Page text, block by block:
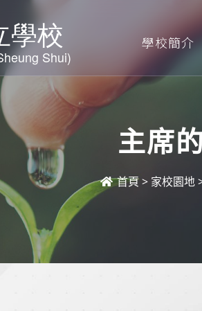
學校簡介
主席
首頁> 家校園地